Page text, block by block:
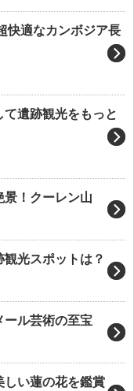
快適なカンボジア長
て遺跡観光をもっと
景！クーレン山
観光スポットは？
ール芸術の至宝
しい蓮の花を鑑賞